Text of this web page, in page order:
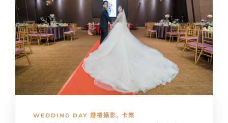
WEDDING DAY 婚禮攝影, 卡樂